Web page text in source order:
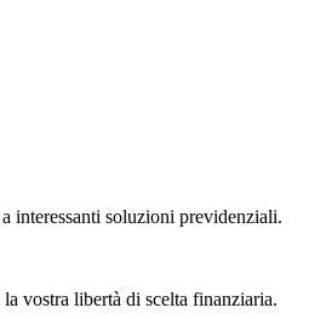
interessanti soluzioni previdenziali.
vostra libertà di scelta finanziaria.